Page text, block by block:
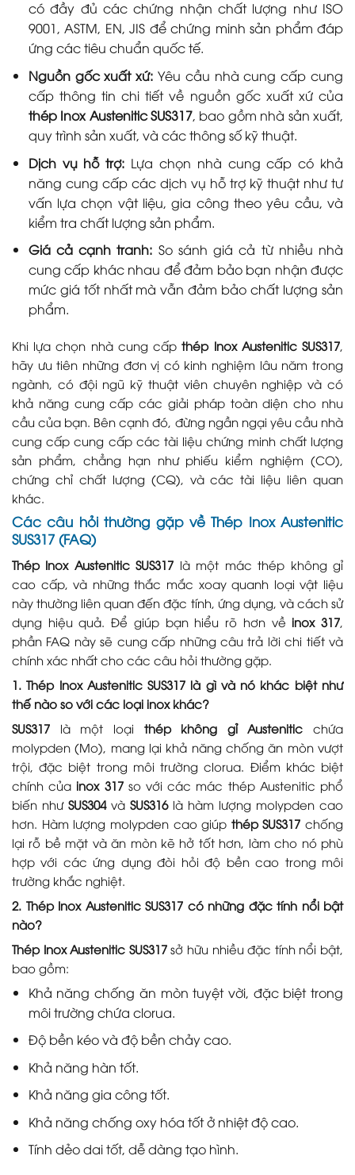
có đầy đủ các chứng nhận chất lượng như ISO
9001, ASTM, EN, JIS để chứng minh sản phẩm đáp
ứng các tiêu chuẩn quốc tế.
Nguồn gốc xuất xứ: Yêu cầu nhà cung cấp cung
cấp thông tin chi tiết về nguồn gốc xuất xứ của
thép Inox Austenitic SUS317, bao gồm nhà sản xuất,
quy trình sản xuất, và các thông số kỹ thuật.
Dịch vụ hỗ trợ: Lựa chọn nhà cung cấp có khả
năng cung cấp các dịch vụ hỗ trợ kỹ thuật như tư
vấn lựa chọn vật liệu, gia công theo yêu cầu, và
kiểm tra chất lượng sản phẩm.
Giá cả cạnh tranh: So sánh giá cả từ nhiều nhà
cung cấp khác nhau để đảm bảo bạn nhận được
mức giá tốt nhất mà vẫn đảm bảo chất lượng sản
phẩm.
Khi lựa chọn nhà cung cấpthép Inox Austenitic SUS317,
hãy ưu tiên những đơn vị có kinh nghiệm lâu năm trong
ngành, có đội ngũ kỹ thuật viên chuyên nghiệp và có
khả năng cung cấp các giải pháp toàn diện cho nhu
cầu của bạn. Bên cạnh đó, đừng ngần ngại yêu cầu nhà
cung cấp cung cấp các tài liệu chứng minh chất lượng
sản phẩm, chẳng hạn như phiếu kiểm nghiệm (CO),
chứng chỉ chất lượng (CQ), và các tài liệu liên quan
khác.
Các câu hỏi thường gặp vềThép Inox Austenitic
SUS317 (FAQ)
Thép Inox Austenitic SUS317 là một mác thép không gỉ
cao cấp, và những thắc mắc xoay quanh loại vật liệu
này thường liên quan đến đặc tính, ứng dụng, và cách sử
dụng hiệu quả. Để giúp bạn hiểu rõ hơn về inox 317
phần FAQ này sẽ cung cấp những câu trả lời chi tiết và
chính xác nhất cho các câu hỏi thường gặp.
1. Thép Inox Austenitic SUS317 là gì và nó khác biệt như
thế nào so với các loại inox khác?
SUS317 là một loại thép không gỉ Austenitic chứa
molypden (Mo), mang lại khả năng chống ăn mòn vượt
trội, đặc biệt trong môi trường clorua. Điểm khác biệt
chính của inox 317so với các mác thép Austenitic phổ
biến như SUS304và SUS316là hàm lượng molypden cao
hơn. Hàm lượng molypden cao giúp thép SUS317 chống
lại rỗ bề mặt và ăn mòn kẽ hở tốt hơn, làm cho nó phù
hợp với các ứng dụng đòi hỏi độ bền cao trong môi
trường khắc nghiệt.
2. Thép Inox Austenitic SUS317 có những đặc tính nổi bật
nào?
Thép Inox Austenitic SUS317sở hữu nhiều đặc tính nổi bật,
bao gồm:
Khả năng chống ăn mòn tuyệt vời, đặc biệt trong
môi trường chứa clorua.
Độ bền kéo và độ bền chảy cao.
Khả năng hàn tốt.
Khả năng gia công tốt.
Khả năng chống oxy hóa tốt ở nhiệt độ cao.
Tính dẻo dai tốt, dễ dàng tạo hình.